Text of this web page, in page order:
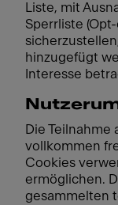
Liste, mit
Sperrliste
hinzugefügt
Interesse
Die Teilnahme
vollkommen
Cookies
ermöglichen.
gesammelten